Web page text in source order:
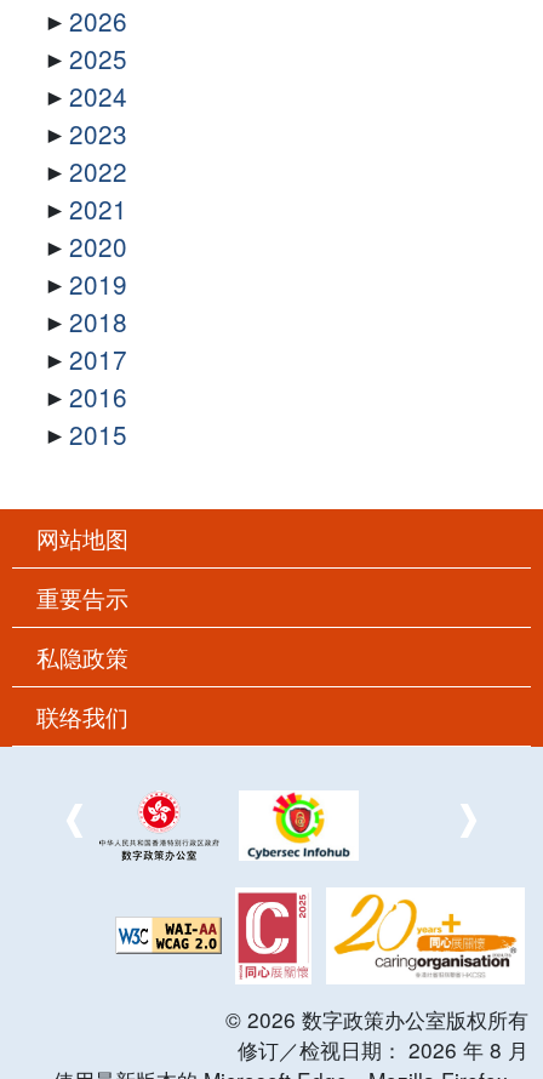
2026
2025
2024
2023
2022
2021
2020
2019
2018
2017
2016
2015
网站地图
重要告示
私隐政策
联络我们
© 2026 数字政策办公室版权所有
修订／检视日期： 2026 年 8 月